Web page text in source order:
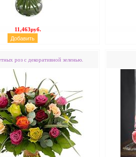
11,463руб.
роз с декоративной зеленью.